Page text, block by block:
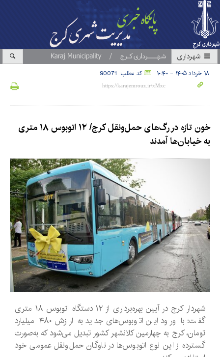
شهرداری
۱۸ خرداد ۱۴۰۵ - ۱۰:۴۰ کد مطلب: 90071
خون تازه در رگ‌های حمل‌ونقل کرج/ ۱۲ اتوبوس ۱۸ متری
به خیابان‌ها آمدند
شهردار کرج در آیین بهره‌برداری از ۱۲ دستگاه اتوبوس ۱۸ متری
گفت: با ورود این اتوبوس‌های جدید به ارزش ۴۸۰ میلیارد
تومان، کرج به چهارمین کلانشهر کشور تبدیل می‌شود که به‌صورت
گسترده از این نوع اتوبوس‌ها در ناوگان حمل‌ونقل عمومی خود